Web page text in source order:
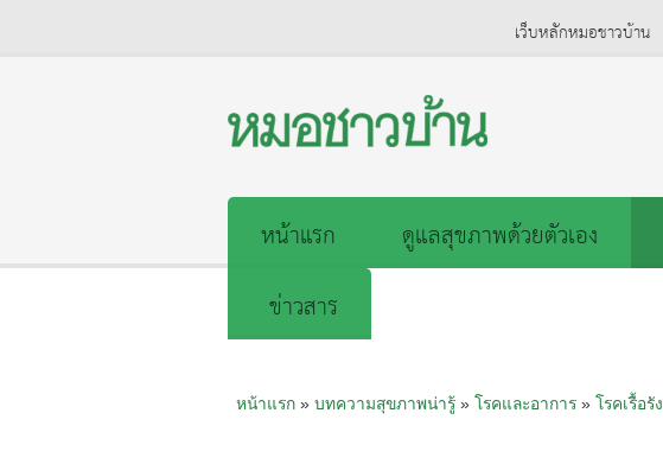
เว็บหลักหมอชาวบ้าน
หน้าแรก ดูแลสุขภาพด้วยตัวเอง
ข่าวสาร
หน้าแรก» บทความสุขภาพน่ารู้» โรคและอาการ» โรคเรื้อรัง